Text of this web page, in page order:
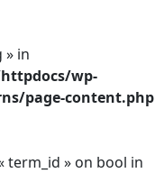
» in
wp-
page-content.php
term_id » on bool in